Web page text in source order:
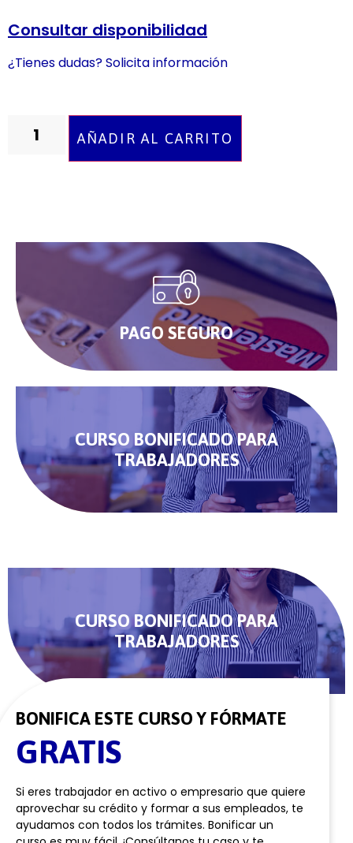
Consultar disponibilidad
¿Tienes dudas? Solicita información
AÑADIR AL CARRITO
PAGO SEGURO
CURSO BONIFICADO PARA
TRABAJADORES
CURSO BONIFICADO PARA
TRABAJADORES
BONIFICA ESTE CURSO Y FÓRMATE
GRATIS
Si eres trabajador en activo o empresario que quiere
aprovechar su crédito y formar a sus empleados, te
ayudamos con todos los trámites. Bonificar un